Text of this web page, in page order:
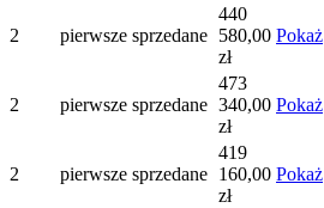
2 pierwsze sprzedane
440
580,00
zł
Pokaż
2 pierwsze sprzedane
473
340,00
zł
Pokaż
2 pierwsze sprzedane
419
160,00
zł
Pokaż